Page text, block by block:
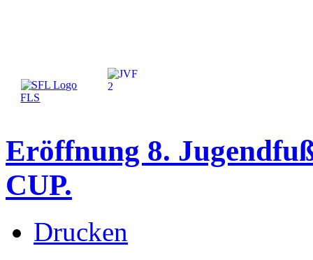
Eröffnung 8.
CUP.
Drucken